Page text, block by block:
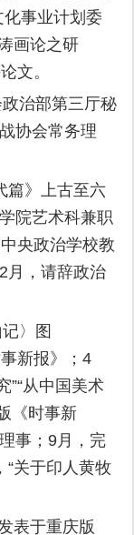
化事业计划委
画论之研
文。
治部第三厅秘
协会常务理
篇》上古至六
院艺术科兼职
央政治学校教
月，请辞政治
〉图
新报》；4
”“从中国美术
《时事新
事；9月，完
“关于印人黄牧
表于重庆版